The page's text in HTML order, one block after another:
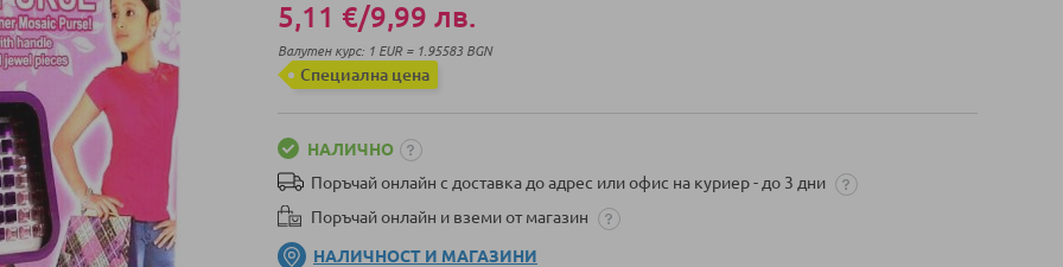
5,11 €/9,99 лв.
Валутен курс: 1 EUR = 1.95583 BGN
Специална цена
НАЛИЧНО
Поръчай онлайн с доставка до адрес или офис на куриер - до 3 дни
Поръчай онлайн и вземи от магазин
НАЛИЧНОСТ И МАГАЗИНИ